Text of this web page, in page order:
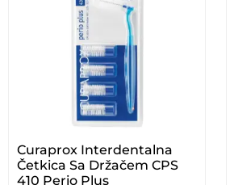
Curaprox Interdentalna
Četkica Sa Držačem CPS
410 Perio Plus